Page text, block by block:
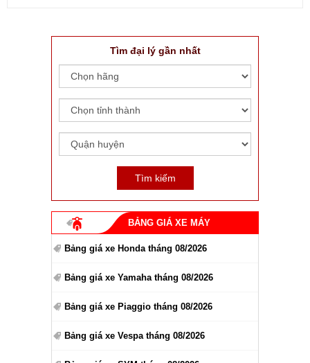
Tìm đại lý gần nhất
BẢNG GIÁ XE MÁY
Bảng giá xe Honda tháng 08/2026
Bảng giá xe Yamaha tháng 08/2026
Bảng giá xe Piaggio tháng 08/2026
Bảng giá xe Vespa tháng 08/2026